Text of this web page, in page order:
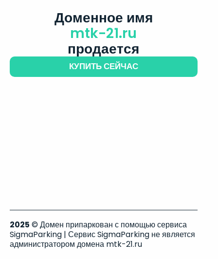
Доменное имя
mtk-21.ru
продается
КУПИТЬ СЕЙЧАС
2025 © Домен припаркован с помощью сервиса
SigmaParking | Сервис SigmaParking не является
администратором домена mtk-21.ru